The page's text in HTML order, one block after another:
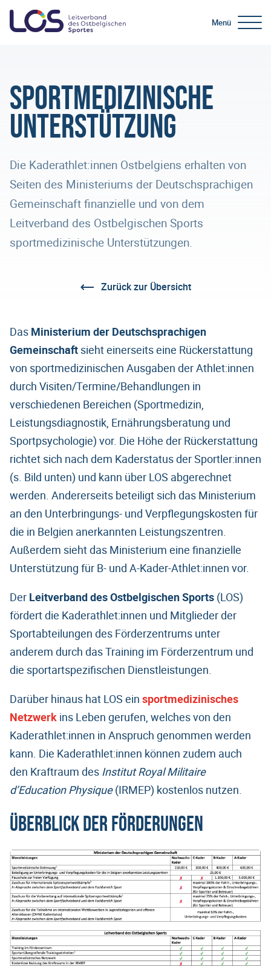
Menü
Sportmedizinische
Unterstützung
Die Kaderathlet:innen Ostbelgiens erhalten von
Seiten des Ministeriums der Deutschsprachigen
Gemeinschaft finanzielle und von dem
Leitverband des Ostbelgischen Sports
sportmedizinische Unterstützungen.
Zurück zur Übersicht
Das Ministerium der Deutschsprachigen
Gemeinschaft sieht einerseits eine Rückerstattung
von sportmedizinischen Ausgaben der Athlet:innen
durch Visiten/Termine/Behandlungen in
verschiedenen Bereichen (Sportmedizin,
Leistungsdiagnostik, Ernährungsberatung und
Sportpsychologie) vor. Die Höhe der Rückerstattung
richtet sich nach dem Kaderstatus der Sportler:innen
(s. Bild unten) und kann über LOS abgerechnet
werden. Andererseits beteiligt sich das Ministerium
an den Unterbringungs- und Verpflegungskosten für
die in Belgien anerkannten Leistungszentren.
Außerdem sieht das Ministerium eine finanzielle
Unterstützung für B- und A-Kader-Athlet:innen vor.
Der Leitverband des Ostbelgischen Sports (LOS)
fördert die Kaderathlet:innen und Mitglieder der
Sportabteilungen des Förderzentrums unter
anderem durch das Training im Förderzentrum und
die sportartspezifischen Dienstleistungen.
Darüber hinaus hat LOS ein sportmedizinisches
Netzwerk ins Leben gerufen, welches von den
Kaderathlet:innen in Anspruch genommen werden
kann. Die Kaderathlet:innen können zudem auch
den Kraftraum des Institut Royal Militaire
d’Education Physique(IRMEP) kostenlos nutzen.
Überblick der Förderungen